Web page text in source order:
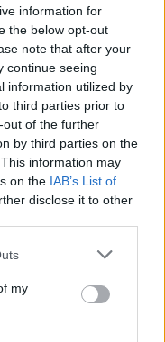
information for
the below opt-out
note that after your
continue seeing
information utilized by
third parties prior to
of the further
by third parties on the
information may
on the IAB’s List of
disclose it to other
my
Print